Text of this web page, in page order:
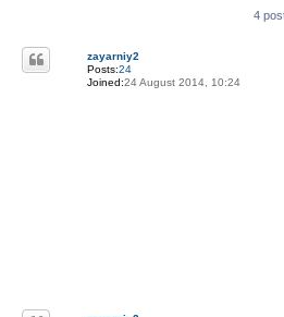
4
zayarniy2
Posts:24
Joined:24 August 2014, 10:24